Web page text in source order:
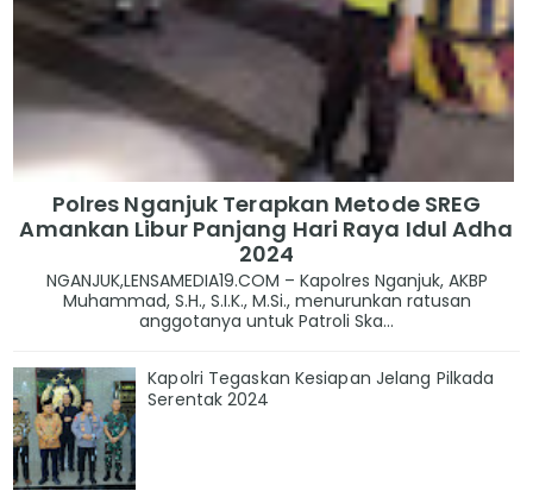
Polres Nganjuk Terapkan Metode SREG
Amankan Libur Panjang Hari Raya Idul Adha
2024
NGANJUK,LENSAMEDIA19.COM – Kapolres Nganjuk, AKBP
Muhammad, S.H., S.I.K., M.Si., menurunkan ratusan
anggotanya untuk Patroli Ska...
Kapolri Tegaskan Kesiapan Jelang Pilkada
Serentak 2024